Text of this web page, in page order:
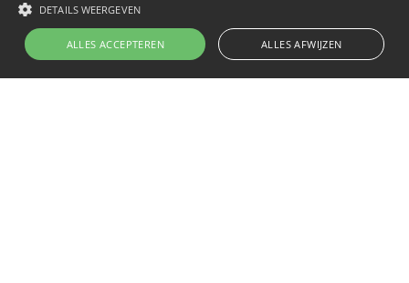
DETAILS WEERGEVEN
ALLES ACCEPTEREN ALLES AFWIJZEN